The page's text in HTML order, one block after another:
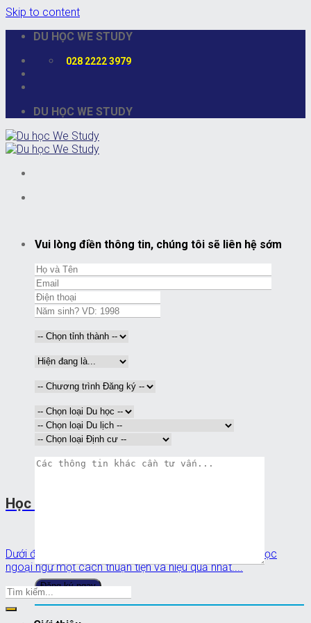
Skip to content
DU HỌC WE STUDY
028 2222 3979
DU HỌC WE STUDY
Vui lòng điền thông tin, chúng tôi sẽ liên hệ sớm
Học ngoại ngữ với 10 cách
Dưới đây là mười ý tưởng dành cho những ai mơ ước học
ngoại ngữ một cách thuận tiện và hiệu quả nhất....